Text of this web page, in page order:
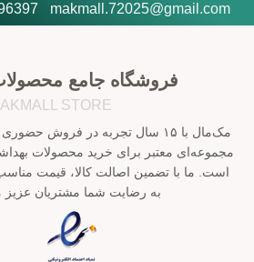
makmall.72025@gmail.com
فروشگاه جامع
STORE
مک‌مال با ۱۵ سال تجربه در فروش
مجموعه‌ای معتبر برای خرید محصولات
است. ما با تضمین اصالت کالا، قیمت
به رضایت شما مشتریان عزیز